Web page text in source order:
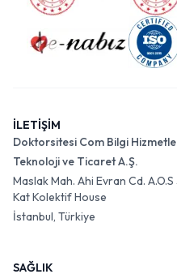
İLETİŞİM
Doktorsitesi Com Bilgi
Teknoloji ve Ticaret A.Ş.
Maslak Mah. Ahi Evran Cd.
Kat Kolektif House
İstanbul, Türkiye
SAĞLIK